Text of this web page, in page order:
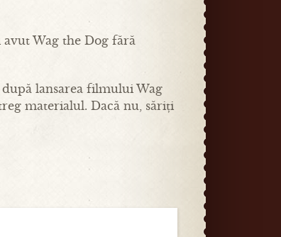
Wag the Dog fără
lansarea filmului Wag
materialul. Dacă nu, săriți